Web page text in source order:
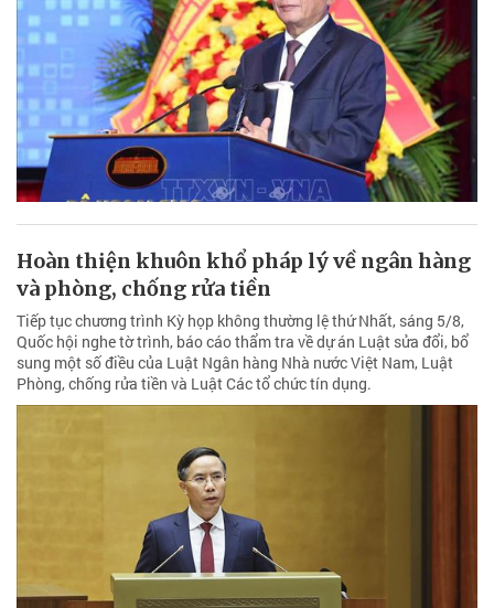
Hoàn thiện khuôn khổ pháp lý về ngân hàng
và phòng, chống rửa tiền
Tiếp tục chương trình Kỳ họp không thường lệ thứ Nhất, sáng 5/8,
Quốc hội nghe tờ trình, báo cáo thẩm tra về dự án Luật sửa đổi, bổ
sung một số điều của Luật Ngân hàng Nhà nước Việt Nam, Luật
Phòng, chống rửa tiền và Luật Các tổ chức tín dụng.